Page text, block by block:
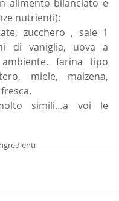
alimento bilanciato e
nutrienti):
zucchero , sale 1
di vaniglia, uova a
farina tipo
miele, maizena,
simili…a voi le